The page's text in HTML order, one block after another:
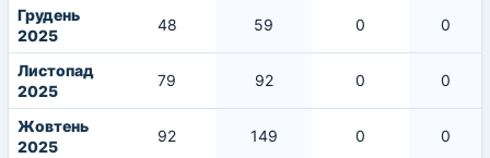
Грудень
2025
48 59 0 0
Листопад
2025
79 92 0 0
Жовтень
2025
92 149 0 0